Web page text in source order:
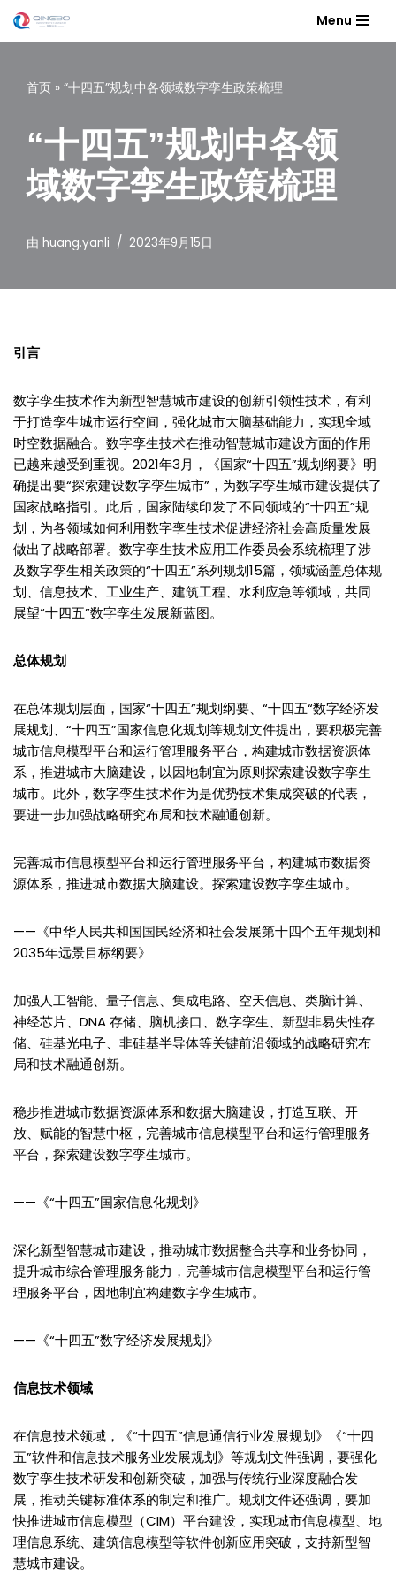
跳
Menu
首页 » “十四五”规划中各领域数字孪生政策梳理
“十四五”规划中各领
域数字孪生政策梳理
由 huang.yanli 2023年9月15日
引言
数字孪生技术作为新型智慧城市建设的创新引领性技术，有利
于打造孪生城市运行空间，强化城市大脑基础能力，实现全域
时空数据融合。数字孪生技术在推动智慧城市建设方面的作用
已越来越受到重视。2021年3月，《国家“十四五”规划纲要》明
确提出要“探索建设数字孪生城市”，为数字孪生城市建设提供了
国家战略指引。此后，国家陆续印发了不同领域的“十四五”规
划，为各领域如何利用数字孪生技术促进经济社会高质量发展
做出了战略部署。数字孪生技术应用工作委员会系统梳理了涉
及数字孪生相关政策的“十四五”系列规划15篇，领域涵盖总体规
划、信息技术、工业生产、建筑工程、水利应急等领域，共同
展望“十四五”数字孪生发展新蓝图。
总体规划
在总体规划层面，国家“十四五”规划纲要、“十四五“数字经济发
展规划、“十四五”国家信息化规划等规划文件提出，要积极完善
城市信息模型平台和运行管理服务平台，构建城市数据资源体
系，推进城市大脑建设，以因地制宜为原则探索建设数字孪生
城市。此外，数字孪生技术作为是优势技术集成突破的代表，
要进一步加强战略研究布局和技术融通创新。
完善城市信息模型平台和运行管理服务平台，构建城市数据资
源体系，推进城市数据大脑建设。探索建设数字孪生城市。
——《中华人民共和国国民经济和社会发展第十四个五年规划和
2035年远景目标纲要》
加强人工智能、量子信息、集成电路、空天信息、类脑计算、
神经芯片、DNA 存储、脑机接口、数字孪生、新型非易失性存
储、硅基光电子、非硅基半导体等关键前沿领域的战略研究布
局和技术融通创新。
稳步推进城市数据资源体系和数据大脑建设，打造互联、开
放、赋能的智慧中枢，完善城市信息模型平台和运行管理服务
平台，探索建设数字孪生城市。
——《“十四五”国家信息化规划》
深化新型智慧城市建设，推动城市数据整合共享和业务协同，
提升城市综合管理服务能力，完善城市信息模型平台和运行管
理服务平台，因地制宜构建数字孪生城市。
——《“十四五”数字经济发展规划》
信息技术领域
在信息技术领域，《“十四五”信息通信行业发展规划》《“十四
五”软件和信息技术服务业发展规划》等规划文件强调，要强化
数字孪生技术研发和创新突破，加强与传统行业深度融合发
展，推动关键标准体系的制定和推广。规划文件还强调，要加
快推进城市信息模型（CIM）平台建设，实现城市信息模型、地
理信息系统、建筑信息模型等软件创新应用突破，支持新型智
慧城市建设。